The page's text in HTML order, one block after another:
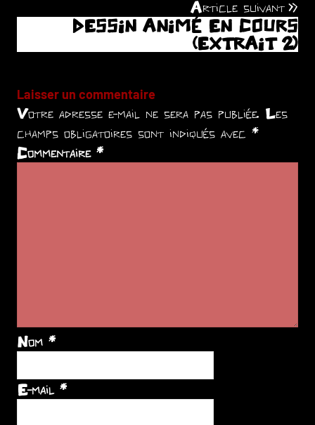
l’article
Article suivant
DESSIN ANIMÉ EN COURS
(EXTRAIT 2)
Laisser un commentaire
Votre adresse e-mail ne sera pas publiée. Les
champs obligatoires sont indiqués avec *
Commentaire *
Nom *
E-mail *